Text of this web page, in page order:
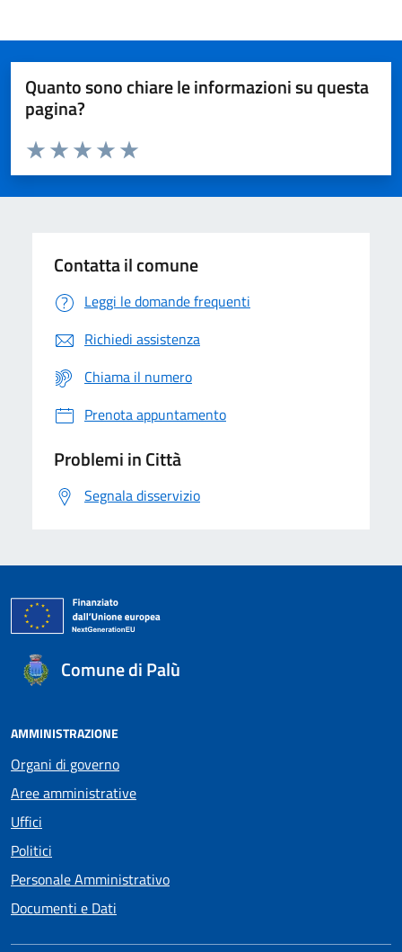
Quanto sono chiare le informazioni su questa
pagina?
Domanda
Valuta da 1 a 5 stelle la pagina
Valuta 5 stelle su 5
Valuta 4 stelle su 5
Valuta 3 stelle su 5
Valuta 2 stelle su 5
Valuta 1 stelle su 5
Contatta il comune
Leggi le domande frequenti
Richiedi assistenza
Chiama il numero
Prenota appuntamento
Problemi in Città
Segnala disservizio
Comune di Palù
AMMINISTRAZIONE
Organi di governo
Aree amministrative
Uffici
Politici
Personale Amministrativo
Documenti e Dati